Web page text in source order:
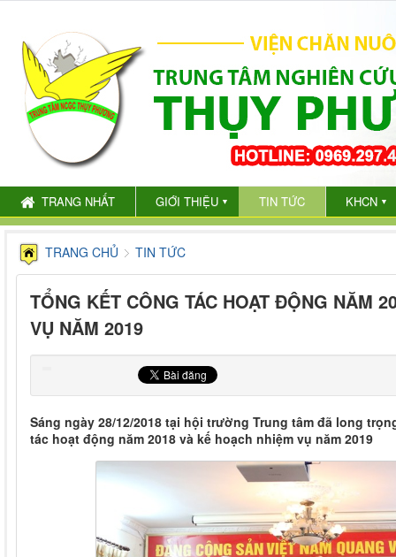
TRANG NHẤT GIỚI THIỆU ▼ TIN TỨC KHCN ▼
TRANG CHỦ TIN TỨC
TỔNG KẾT CÔNG TÁC HOẠT ĐỘNG NĂM
VỤ NĂM 2019
Sáng ngày 28/12/2018 tại hội trường Trung tâm đã long
tác hoạt động năm 2018 và kế hoạch nhiệm vụ năm 2019